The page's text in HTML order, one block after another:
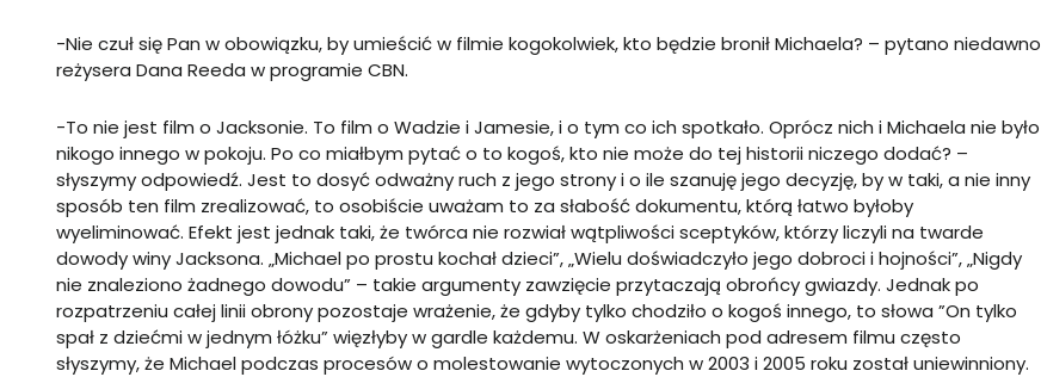
-Nie czuł się Pan w obowiązku, by umieścić w filmie kogokolwiek, kto będzie bronił Michaela? – pytano niedawno
reżysera Dana Reeda w programie CBN.
-To nie jest film o Jacksonie. To film o Wadzie i Jamesie, i o tym co ich spotkało. Oprócz nich i Michaela nie było
nikogo innego w pokoju. Po co miałbym pytać o to kogoś, kto nie może do tej historii niczego dodać? –
słyszymy odpowiedź. Jest to dosyć odważny ruch z jego strony i o ile szanuję jego decyzję, by w taki, a nie inny
sposób ten film zrealizować, to osobiście uważam to za słabość dokumentu, którą łatwo byłoby
wyeliminować. Efekt jest jednak taki, że twórca nie rozwiał wątpliwości sceptyków, którzy liczyli na twarde
dowody winy Jacksona. „Michael po prostu kochał dzieci”, „Wielu doświadczyło jego dobroci i hojności”, „Nigdy
nie znaleziono żadnego dowodu” – takie argumenty zawzięcie przytaczają obrońcy gwiazdy. Jednak po
rozpatrzeniu całej linii obrony pozostaje wrażenie, że gdyby tylko chodziło o kogoś innego, to słowa ”On tylko
spał z dziećmi w jednym łóżku” więzłyby w gardle każdemu. W oskarżeniach pod adresem filmu często
słyszymy, że Michael podczas procesów o molestowanie wytoczonych w 2003 i 2005 roku został uniewinniony.